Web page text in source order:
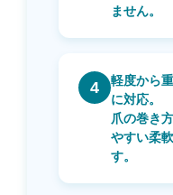
ません。
4
軽度から
に対応。
爪の巻き
やすい柔
す。